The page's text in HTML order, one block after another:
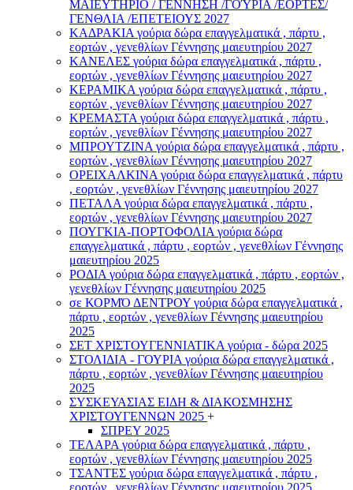
ΜΑΙΕΥΤΗΡΙΟ / ΓΕΝΝΗΣΗ /ΓΟΎΡΙΑ /ΕΟΡΤΕΣ/
ΓΕΝΘΛΙΑ /ΕΠΕΤΕΙΟΥΣ 2027
ΚΑΔΡΑΚΙΑ γούρια δώρα επαγγελματικά , πάρτυ ,
εορτών , γενεθλίων Γέννησης μαιευτηρίου 2027
ΚΑΝΕΛΕΣ γούρια δώρα επαγγελματικά , πάρτυ ,
εορτών , γενεθλίων Γέννησης μαιευτηρίου 2027
ΚΕΡΑΜΙΚΑ γούρια δώρα επαγγελματικά , πάρτυ ,
εορτών , γενεθλίων Γέννησης μαιευτηρίου 2027
ΚΡΕΜΑΣΤΑ γούρια δώρα επαγγελματικά , πάρτυ ,
εορτών , γενεθλίων Γέννησης μαιευτηρίου 2027
ΜΠΡΟΥΤΖΙΝΑ γούρια δώρα επαγγελματικά , πάρτυ ,
εορτών , γενεθλίων Γέννησης μαιευτηρίου 2027
ΟΡΕΙΧΑΛΚΙΝΑ γούρια δώρα επαγγελματικά , πάρτυ
, εορτών , γενεθλίων Γέννησης μαιευτηρίου 2027
ΠΕΤΑΛΑ γούρια δώρα επαγγελματικά , πάρτυ ,
εορτών , γενεθλίων Γέννησης μαιευτηρίου 2027
ΠΟΥΓΚΙΑ-ΠΟΡΤΟΦΟΛΙΑ γούρια δώρα
επαγγελματικά , πάρτυ , εορτών , γενεθλίων Γέννησης
μαιευτηρίου 2025
ΡΟΔΙΑ γούρια δώρα επαγγελματικά , πάρτυ , εορτών ,
γενεθλίων Γέννησης μαιευτηρίου 2025
σε ΚΟΡΜΌ ΔΕΝΤΡΟΥ γούρια δώρα επαγγελματικά ,
πάρτυ , εορτών , γενεθλίων Γέννησης μαιευτηρίου
2025
ΣΕΤ ΧΡΙΣΤΟΥΓΕΝΝΙΑΤΙΚΑ γούρια - δώρα 2025
ΣΤΟΛΙΔΙΑ - ΓΟΥΡΙΑ γούρια δώρα επαγγελματικά ,
πάρτυ , εορτών , γενεθλίων Γέννησης μαιευτηρίου
2025
ΣΥΣΚΕΥΑΣΙΑΣ ΕΙΔΗ & ΔΙΑΚΟΣΜΗΣΗΣ
ΧΡΙΣΤΟΥΓΕΝΝΩΝ 2025 +
ΣΠΡΕΥ 2025
ΤΕΛΑΡΑ γούρια δώρα επαγγελματικά , πάρτυ ,
εορτών , γενεθλίων Γέννησης μαιευτηρίου 2025
ΤΣΑΝΤΕΣ γούρια δώρα επαγγελματικά , πάρτυ ,
εορτών , γενεθλίων Γέννησης μαιευτηρίου 2025